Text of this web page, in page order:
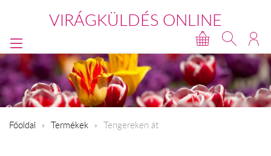
VIRÁGKÜLDÉS ONLINE
Főoldal Termékek Tengereken át